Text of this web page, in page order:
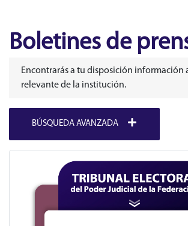
header
Boletines de
Encontrarás a tu disposición información
relevante de la institución.
BÚSQUEDA AVANZADA